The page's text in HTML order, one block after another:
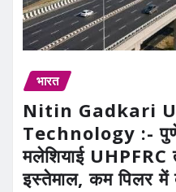
भारत
Nitin Gadkari
Technology :- पुणे
मलेशियाई UHPFRC
इस्तेमाल, कम पिलर